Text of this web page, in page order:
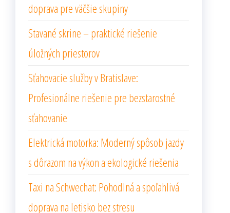
doprava pre väčšie skupiny
Stavané skrine – praktické riešenie
úložných priestorov
Sťahovacie služby v Bratislave:
Profesionálne riešenie pre bezstarostné
sťahovanie
Elektrická motorka: Moderný spôsob jazdy
s dôrazom na výkon a ekologické riešenia
Taxi na Schwechat: Pohodlná a spoľahlivá
doprava na letisko bez stresu